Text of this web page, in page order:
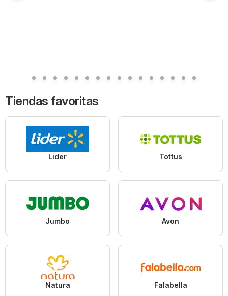
Tiendas favoritas
Lider Tottus
Jumbo Avon
Natura Falabella